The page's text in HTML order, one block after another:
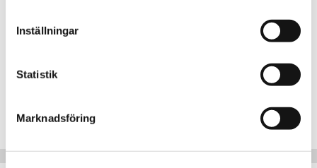
Inställningar
Statistik
Marknadsföring
Mobility assistance
Mobile24 assistance
SAAB assistance